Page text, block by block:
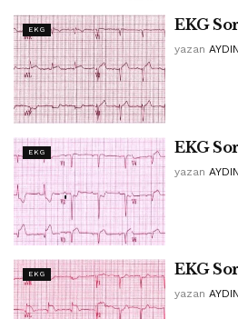
EKG EKG
yazan
EKG EKG
yazan
EKG EKG
yazan